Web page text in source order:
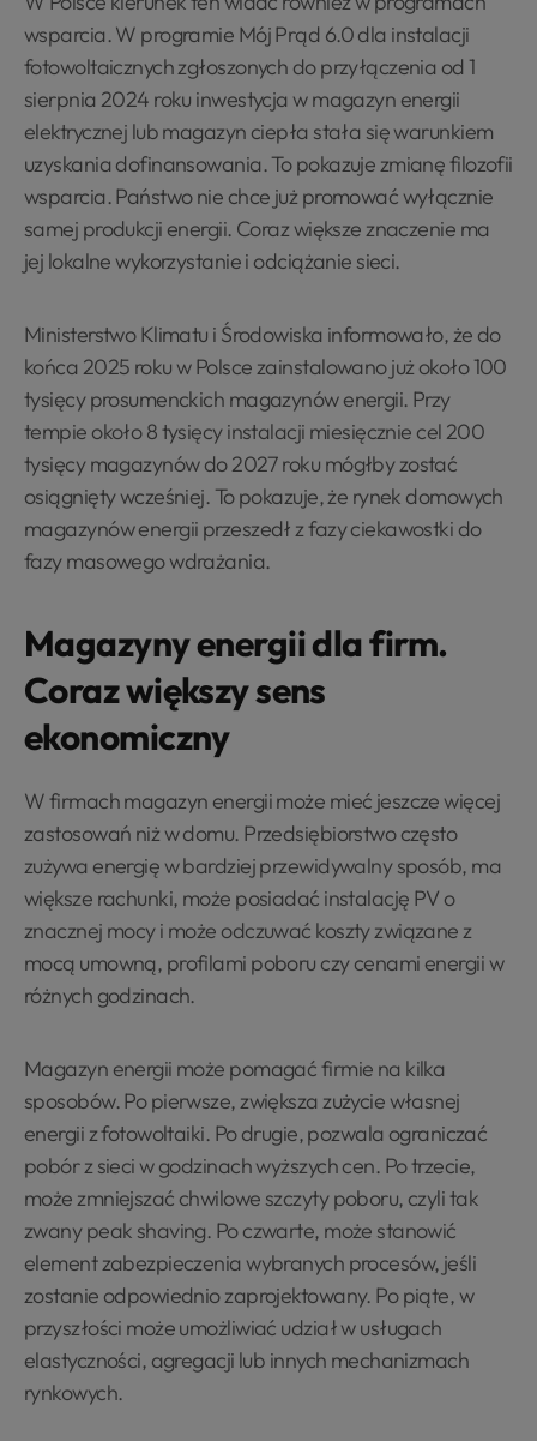
wsparcia. W programie Mój Prąd 6.0 dla instalacji
fotowoltaicznych zgłoszonych do przyłączenia od 1
sierpnia 2024 roku inwestycja w magazyn energii
elektrycznej lub magazyn ciepła stała się warunkiem
uzyskania dofinansowania. To pokazuje zmianę filozofii
wsparcia. Państwo nie chce już promować wyłącznie
samej produkcji energii. Coraz większe znaczenie ma
jej lokalne wykorzystanie i odciążanie sieci.
Ministerstwo Klimatu i Środowiska informowało, że do
końca 2025 roku w Polsce zainstalowano już około 100
tysięcy prosumenckich magazynów energii. Przy
tempie około 8 tysięcy instalacji miesięcznie cel 200
tysięcy magazynów do 2027 roku mógłby zostać
osiągnięty wcześniej. To pokazuje, że rynek domowych
magazynów energii przeszedł z fazy ciekawostki do
fazy masowego wdrażania.
Magazyny energii dla firm.
Coraz większy sens
ekonomiczny
W firmach magazyn energii może mieć jeszcze więcej
zastosowań niż w domu. Przedsiębiorstwo często
zużywa energię w bardziej przewidywalny sposób, ma
większe rachunki, może posiadać instalację PV o
znacznej mocy i może odczuwać koszty związane z
mocą umowną, profilami poboru czy cenami energii w
różnych godzinach.
Magazyn energii może pomagać firmie na kilka
sposobów. Po pierwsze, zwiększa zużycie własnej
energii z fotowoltaiki. Po drugie, pozwala ograniczać
pobór z sieci w godzinach wyższych cen. Po trzecie,
może zmniejszać chwilowe szczyty poboru, czyli tak
zwany peak shaving. Po czwarte, może stanowić
element zabezpieczenia wybranych procesów, jeśli
zostanie odpowiednio zaprojektowany. Po piąte, w
przyszłości może umożliwiać udział w usługach
elastyczności, agregacji lub innych mechanizmach
rynkowych.